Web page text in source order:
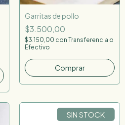
Garritas de pollo
$3.500,00
$3.150,00 con Transferencia o
Efectivo
Comprar
SIN STOCK